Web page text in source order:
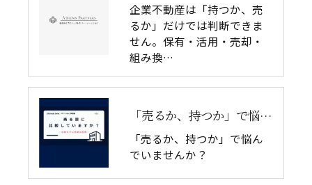
企業不動産は「持つか、売
るか」だけでは判断できま
せん。保有・活用・売却・
組み換…
「売るか、持つか」で悩んでいませんか？
「売るか、持つか」で悩ん
でいませんか？